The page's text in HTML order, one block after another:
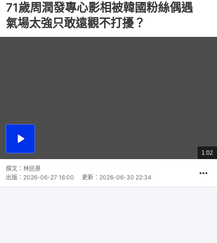
71歲周潤發專心影相被韓國粉絲偶遇
氣場太強只敢遠觀不打擾？
播
總
共
1:02
撰文： 林迅景
出版： 2026-06-27 16:00 更新： 2026-06-30 22:34